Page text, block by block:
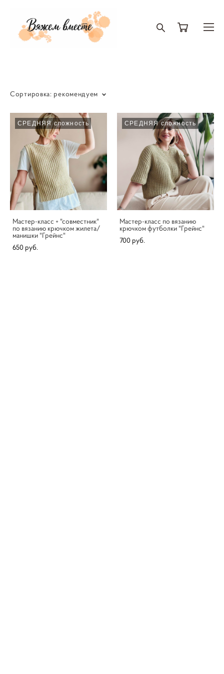
Сортировка: рекомендуем
СРЕДНЯЯ сложность
Мастер-класс + "совместник"
по вязанию крючком жилета/
манишки "Грейнс"
650 pуб.
СРЕДНЯЯ сложность
Мастер-класс по вязанию
крючком футболки "Грейнс"
700 pуб.